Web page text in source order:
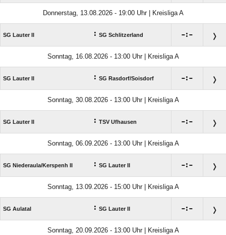
Donnerstag, 13.08.2026 - 19:00 Uhr | Kreisliga A
SG Lauter II : SG Schlitzerland :
Sonntag, 16.08.2026 - 13:00 Uhr | Kreisliga A
SG Lauter II : SG Rasdorf/​Soisdorf :
Sonntag, 30.08.2026 - 13:00 Uhr | Kreisliga A
SG Lauter II : TSV Ufhausen :
Sonntag, 06.09.2026 - 13:00 Uhr | Kreisliga A
SG Niederaula/​Kerspenh II : SG Lauter II :
Sonntag, 13.09.2026 - 15:00 Uhr | Kreisliga A
SG Aulatal : SG Lauter II :
Sonntag, 20.09.2026 - 13:00 Uhr | Kreisliga A